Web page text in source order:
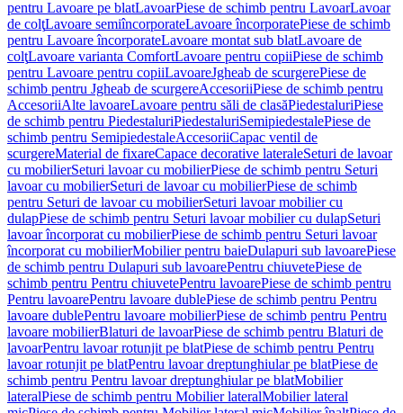
pentru Lavoare pe blatLavoarPiese de schimb pentru LavoarLavoar
de colţLavoare semiîncorporateLavoare încorporatePiese de schimb
pentru Lavoare încorporateLavoare montat sub blatLavoare de
colţLavoare varianta ComfortLavoare pentru copiiPiese de schimb
pentru Lavoare pentru copiiLavoareJgheab de scurgerePiese de
schimb pentru Jgheab de scurgereAccesoriiPiese de schimb pentru
AccesoriiAlte lavoareLavoare pentru săli de clasăPiedestaluriPiese
de schimb pentru PiedestaluriPiedestaluriSemipiedestalePiese de
schimb pentru SemipiedestaleAccesoriiCapac ventil de
scurgereMaterial de fixareCapace decorative lateraleSeturi de lavoar
cu mobilierSeturi lavoar cu mobilierPiese de schimb pentru Seturi
lavoar cu mobilierSeturi de lavoar cu mobilierPiese de schimb
pentru Seturi de lavoar cu mobilierSeturi lavoar mobilier cu
dulapPiese de schimb pentru Seturi lavoar mobilier cu dulapSeturi
lavoar încorporat cu mobilierPiese de schimb pentru Seturi lavoar
încorporat cu mobilierMobilier pentru baieDulapuri sub lavoarePiese
de schimb pentru Dulapuri sub lavoarePentru chiuvetePiese de
schimb pentru Pentru chiuvetePentru lavoarePiese de schimb pentru
Pentru lavoarePentru lavoare dublePiese de schimb pentru Pentru
lavoare dublePentru lavoare mobilierPiese de schimb pentru Pentru
lavoare mobilierBlaturi de lavoarPiese de schimb pentru Blaturi de
lavoarPentru lavoar rotunjit pe blatPiese de schimb pentru Pentru
lavoar rotunjit pe blatPentru lavoar dreptunghiular pe blatPiese de
schimb pentru Pentru lavoar dreptunghiular pe blatMobilier
lateralPiese de schimb pentru Mobilier lateralMobilier lateral